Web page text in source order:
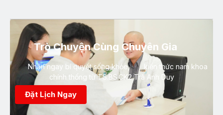
Trò Chuyện Cùng Chuyên Gia
Nhận ngay bí quyết sống khỏe, kiến thức nam khoa
chính thống từ TS.BS.CK2 Trà Anh Duy
Đặt Lịch Ngay